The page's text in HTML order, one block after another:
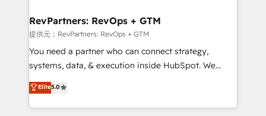
marketing campaigns, & RevOps frameworks that
fuel long-term success We connect the entire
customer lifecycle through seamless integrations,
ensure long-term adoption with change-
and service to drive sustainable growth With 6 key
HubSpot accreditations and experience across
RevPartners: RevOps + GTM
提供元：RevPartners: RevOps + GTM
You need a partner who can connect strategy,
systems, data, & execution inside HubSpot. We
bridge the gap where most agencies fall short by
combining GTM strategy with technical execution to
solve the right problem with the right solution. As the
Elite5.0